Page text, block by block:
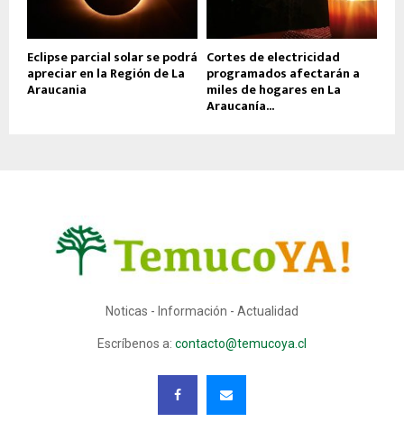
Eclipse parcial solar se podrá
apreciar en la Región de La
Araucania
Cortes de electricidad
programados afectarán a
miles de hogares en La
Araucanía...
Noticas - Información - Actualidad
Escríbenos a: contacto@temucoya.cl